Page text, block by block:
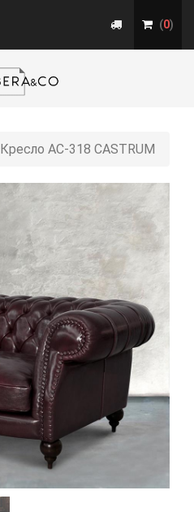
(0)
Кресло АС-318 CASTRUM